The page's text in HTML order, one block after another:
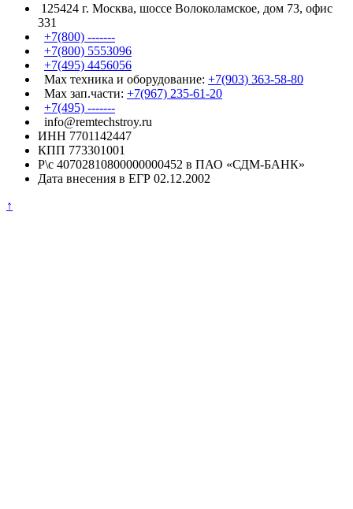
125424 г. Москва, шоссе Волоколамское, дом 73, офис
331
+7(800) -------
+7(800) 5553096
+7(495) 4456056
Max техника и оборудование: +7(903) 363-58-80
Max зап.части: +7(967) 235-61-20
+7(495) -------
info@remtechstroy.ru
ИНН 7701142447
КПП 773301001
Р\с 40702810800000000452 в ПАО «СДМ-БАНК»
Дата внесения в ЕГР 02.12.2002
↑